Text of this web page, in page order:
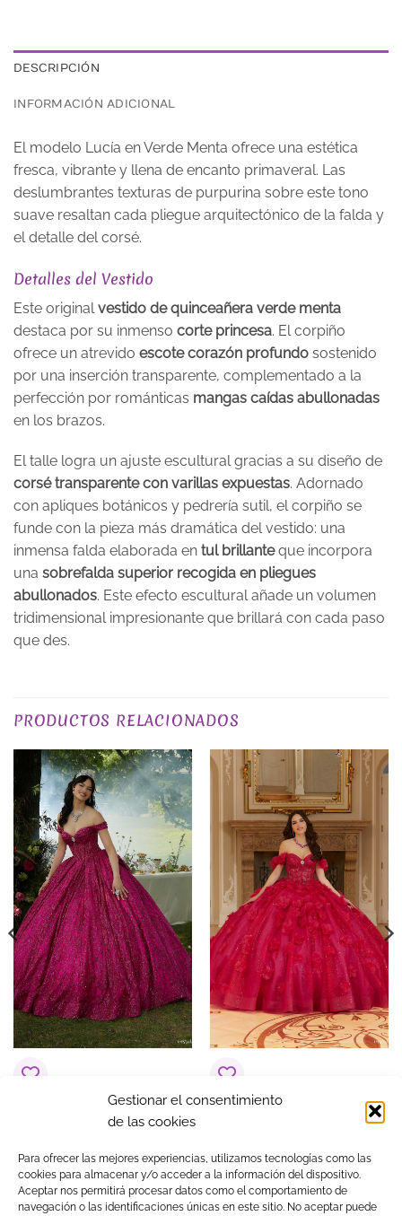
Gestionar el consentimiento
de las cookies
Para ofrecer las mejores experiencias, utilizamos tecnologías como las
cookies para almacenar y/o acceder a la información del dispositivo.
Aceptar nos permitirá procesar datos como el comportamiento de
navegación o las identificaciones únicas en este sitio. No aceptar puede
DESCRIPCIÓN
INFORMACIÓN ADICIONAL
El modelo Lucía en Verde Menta ofrece una estética
fresca, vibrante y llena de encanto primaveral. Las
deslumbrantes texturas de purpurina sobre este tono
suave resaltan cada pliegue arquitectónico de la falda y
el detalle del corsé.
Detalles del Vestido
Este original vestido de quinceañera verde menta
destaca por su inmenso corte princesa. El corpiño
ofrece un atrevido escote corazón profundo sostenido
por una inserción transparente, complementado a la
perfección por románticas mangas caídas abullonadas
en los brazos.
El talle logra un ajuste escultural gracias a su diseño de
corsé transparente con varillas expuestas. Adornado
con apliques botánicos y pedrería sutil, el corpiño se
funde con la pieza más dramática del vestido: una
inmensa falda elaborada en tul brillanteque incorpora
una sobrefalda superior recogida en pliegues
abullonados. Este efecto escultural añade un volumen
tridimensional impresionante que brillará con cada paso
que des.
EXCLUSIVO_ONLINE
COLOR Verdes
PRODUCTOS RELACIONADOS
Vestido de 15 años
1.600,00 1.400,00 €